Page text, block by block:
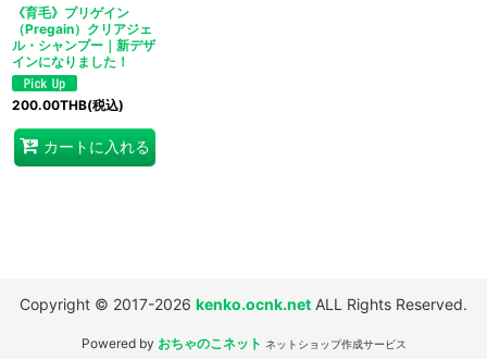
《育毛》プリゲイン
（Pregain）クリアジェ
ル・シャンプー｜新デザ
インになりました！
200.00THB(税込)
カートに入れる
Copyright © 2017-2026 kenko.ocnk.net ALL Rights Reserved.
Powered by おちゃのこネット ネットショップ作成サービス